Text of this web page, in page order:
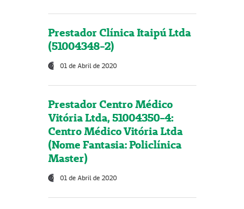
Prestador Clínica Itaipú Ltda
(51004348-2)
01 de Abril de 2020
Prestador Centro Médico
Vitória Ltda, 51004350-4:
Centro Médico Vitória Ltda
(Nome Fantasia: Policlínica
Master)
01 de Abril de 2020